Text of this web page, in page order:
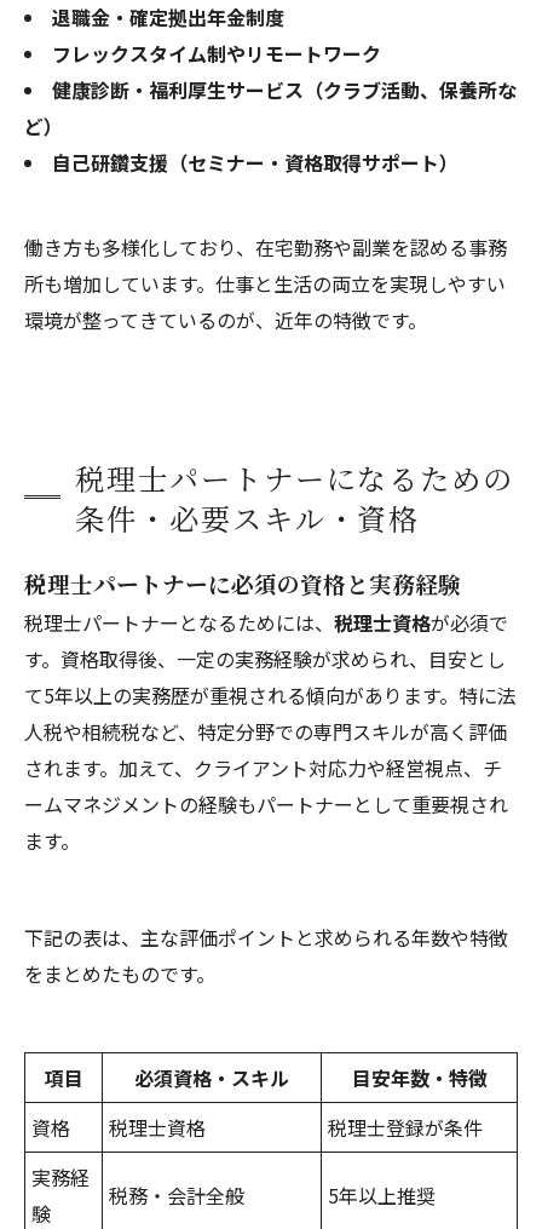
退職金・確定拠出年金制度
フレックスタイム制やリモートワーク
健康診断・福利厚生サービス（クラブ活動、保養所な
ど）
自己研鑽支援（セミナー・資格取得サポート）
働き方も多様化しており、在宅勤務や副業を認める事務
所も増加しています。仕事と生活の両立を実現しやすい
環境が整ってきているのが、近年の特徴です。
税理士パートナーになるための
条件・必要スキル・資格
税理士パートナーに必須の資格と実務経験
税理士パートナーとなるためには、 税理士資格が必須で
す。資格取得後、一定の実務経験が求められ、目安とし
て5年以上の実務歴が重視される傾向があります。特に法
人税や相続税など、特定分野での専門スキルが高く評価
されます。加えて、クライアント対応力や経営視点、チ
ームマネジメントの経験もパートナーとして重要視され
ます。
下記の表は、主な評価ポイントと求められる年数や特徴
をまとめたものです。
項目 必須資格・スキル
目安年数・特徴
資格
税理士資格
税理士登録が条件
実務経
験
税務・会計全般 5年以上推奨